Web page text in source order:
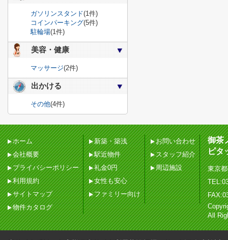
ガソリンスタンド(1件)
コインパーキング(5件)
駐輪場(1件)
美容・健康
マッサージ(2件)
出かける
その他(4件)
ホーム
会社概要
プライバシーポリシー
利用規約
サイトマップ
物件カタログ
新築・築浅
駅近物件
礼金0円
女性も安心
ファミリー向け
お問い合わせ
スタッフ紹介
周辺施設
御茶
ピタ
東京
All